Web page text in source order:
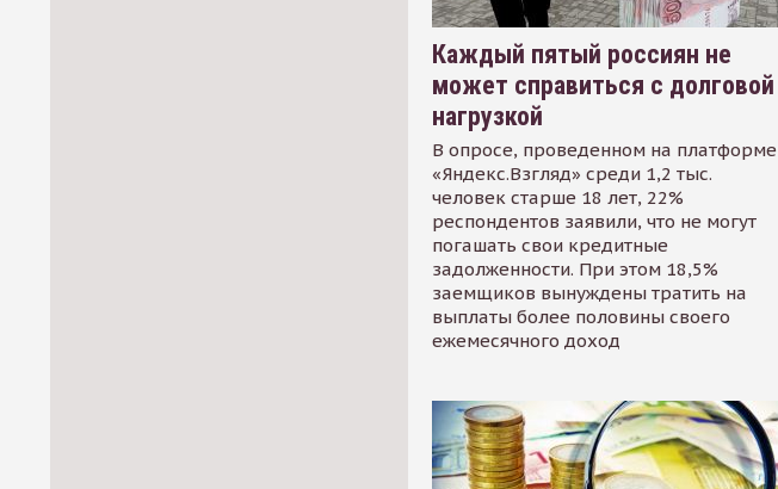
Каждый пятый россиян не
может справиться с долговой
нагрузкой
В опросе, проведенном на платформе
«Яндекс.Взгляд» среди 1,2 тыс.
человек старше 18 лет, 22%
респондентов заявили, что не могут
погашать свои кредитные
задолженности. При этом 18,5%
заемщиков вынуждены тратить на
выплаты более половины своего
ежемесячного доход